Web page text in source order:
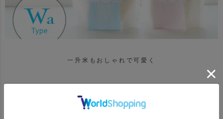
一升米もおしゃれで可愛く
一升米に、お名前や生年月日を入れてぐっとおしゃれな印象に♪
好みに合わせて２種類のタイプからお選びいただけます。